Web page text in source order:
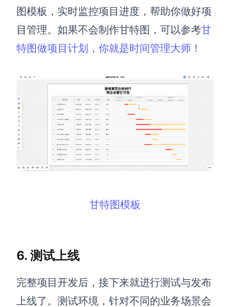
图模板，实时监控项目进度，帮助你做好项
目管理。如果不会制作甘特图，可以参考甘
特图做项目计划，你就是时间管理大师！
甘特图模板
6. 测试上线
完整项目开发后，接下来就进行测试与发布
上线了。测试环境，针对不同的业务场景会